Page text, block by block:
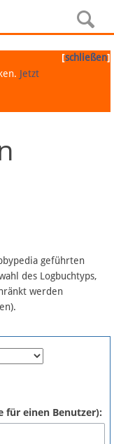
[schließen]
Jetzt
geführten
des Logbuchtyps,
werden
für einen Benutzer):